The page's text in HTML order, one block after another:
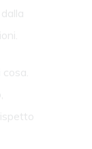
cosa.